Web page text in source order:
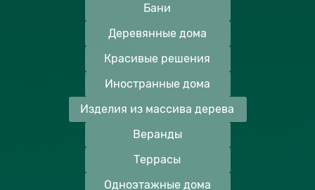
Бани
Деревянные дома
Красивые решения
Иностранные дома
Изделия из массива дерева
Веранды
Террасы
Одноэтажные дома